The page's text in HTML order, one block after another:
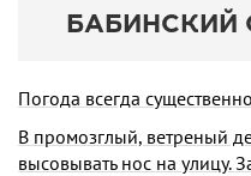
БАБИНСКИЙ
Погода всегда
В промозглый, ветреный
высовывать нос на улицу.